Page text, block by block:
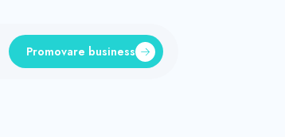
Promovare business